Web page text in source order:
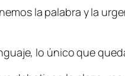
la palabra y la
lo único que